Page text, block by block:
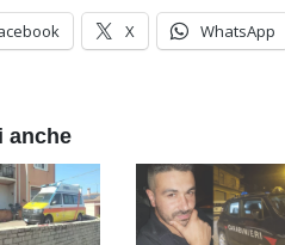
X WhatsApp
anche